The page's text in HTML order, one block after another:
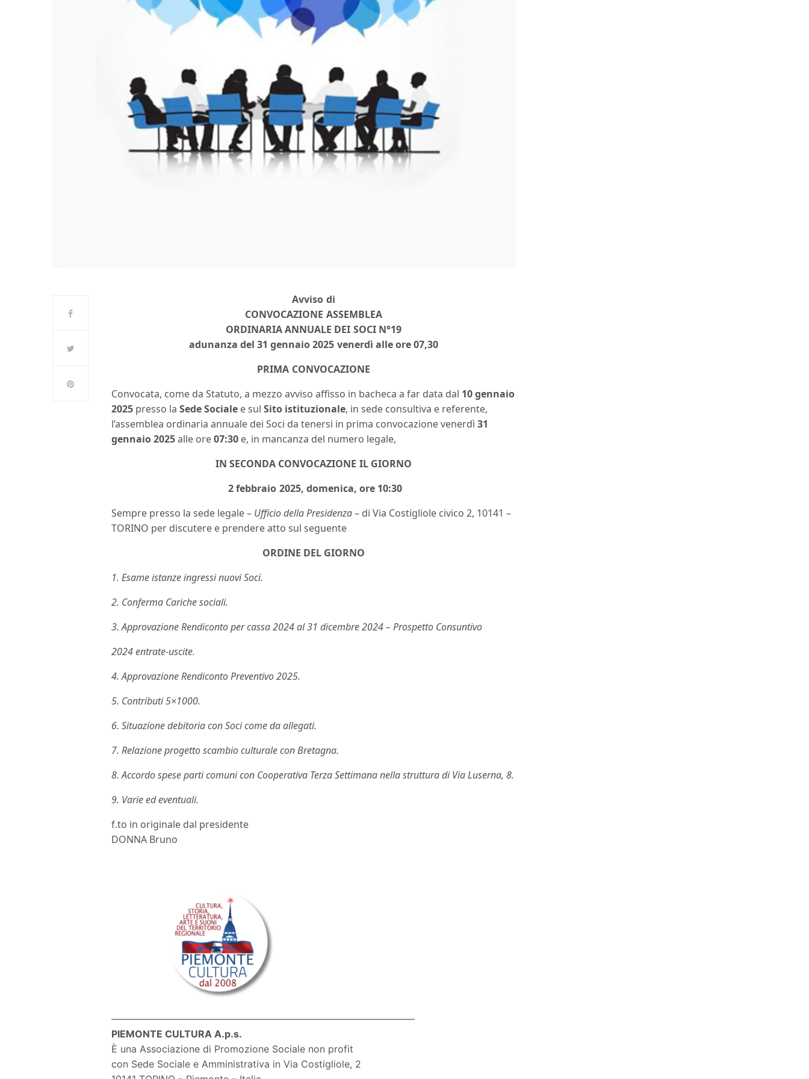
Avviso di
CONVOCAZIONE ASSEMBLEA
ORDINARIA ANNUALE DEI SOCI N°19
adunanza del 31 gennaio 2025 venerdì alle ore 07,30
PRIMA CONVOCAZIONE
Convocata, come da Statuto, a mezzo avviso affisso in bacheca a far data dal 10 gennaio
2025 presso laSede Sociale e sulSito istituzionale, in sede consultiva e referente,
l’assemblea ordinaria annuale dei Soci da tenersi in prima convocazione venerdì31
gennaio 2025alle ore07:30 e, in mancanza del numero legale,
IN SECONDA CONVOCAZIONE IL GIORNO
2 febbraio 2025, domenica, ore 10:30
Sempre presso la sede legale – Ufficio della Presidenza– di Via Costigliole civico 2, 10141 –
TORINO per discutere e prendere atto sul seguente
ORDINE DEL GIORNO
1. Esame istanze ingressi nuovi Soci.
2. Conferma Cariche sociali.
3. Approvazione Rendiconto per cassa 2024 al 31 dicembre 2024 – Prospetto Consuntivo
2024 entrate-uscite.
4. Approvazione Rendiconto Preventivo 2025.
5. Contributi 5×1000.
6. Situazione debitoria con Soci come da allegati.
7. Relazione progetto scambio culturale con Bretagna.
8. Accordo spese parti comuni con Cooperativa Terza Settimana nella struttura di Via Luserna, 8.
9. Varie ed eventuali.
f.to in originale dal presidente
DONNA Bruno
———————————————————————————————–
PIEMONTE CULTURA A.p.s.
È una Associazione di Promozione Sociale non profit
con Sede Sociale e Amministrativa in Via Costigliole, 2